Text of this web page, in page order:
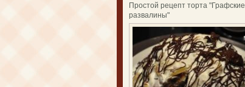
Простой рецепт торта "Графские
развалины"